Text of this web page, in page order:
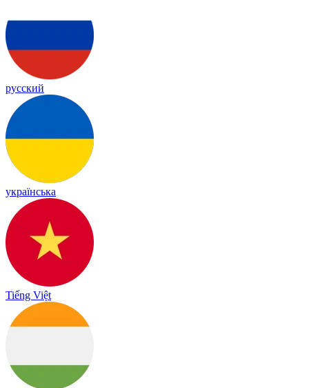
русский
українська
Tiếng Việt